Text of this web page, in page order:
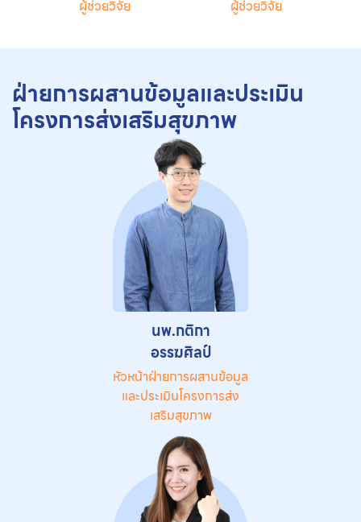
ผู้ช่วยวิจัย ผู้ช่วยวิจัย
ฝ่ายการผสานข้อมูลและประเมิน
โครงการส่งเสริมสุขภาพ
นพ.กติกา
อรรฆศิลป์
หัวหน้าฝ่ายการผสานข้อมูล
และประเมินโครงการส่ง
เสริมสุขภาพ